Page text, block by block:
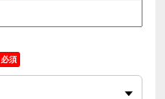
必須